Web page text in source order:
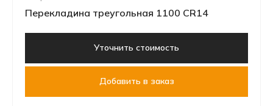
Перекладина треугольная 1100 CR14
Уточнить стоимость
Добавить в заказ